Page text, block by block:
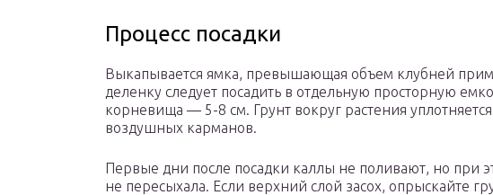
Процесс посадки
Выкапывается ямка, превышающая объем клубней
деленку следует посадить в отдельную просторную
корневища — 5-8 см. Грунт вокруг растения
воздушных карманов.
Первые дни после посадки каллы не поливают, но при
не пересыхала. Если верхний слой засох, опрыскайте